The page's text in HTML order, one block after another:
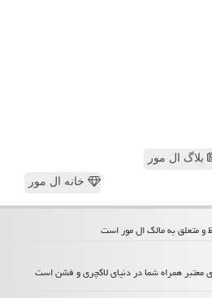
بلاگ ال مور
خانه ال مور
معتبر همراه شما در دنیای لاکچری و فشن است